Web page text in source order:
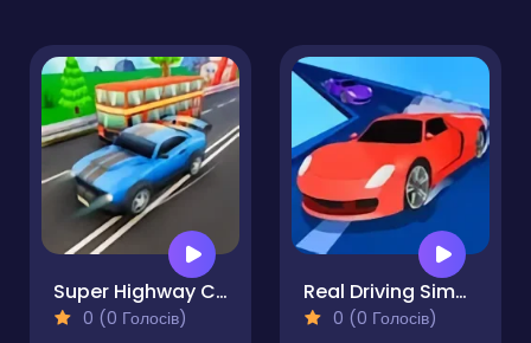
Super Highway Car Traffic Racer
0 (0 Голосів)
Real Driving Simulator
0 (0 Голосів)